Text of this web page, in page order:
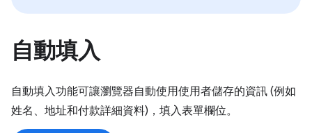
自動填入
自動填入功能可讓瀏覽器自動使用使用者儲存的資訊 (例如
姓名、地址和付款詳細資料)，填入表單欄位。